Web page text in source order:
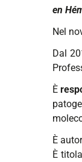
en
Nel
Dal
È
È
È